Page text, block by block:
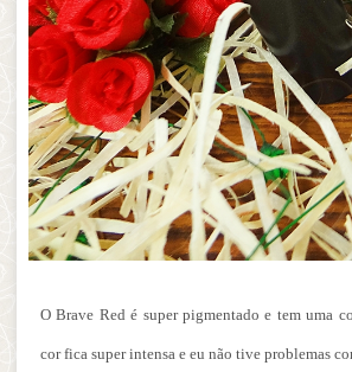
O Brave Red é super pigmentado e tem uma
cor fica super intensa e eu não tive problemas